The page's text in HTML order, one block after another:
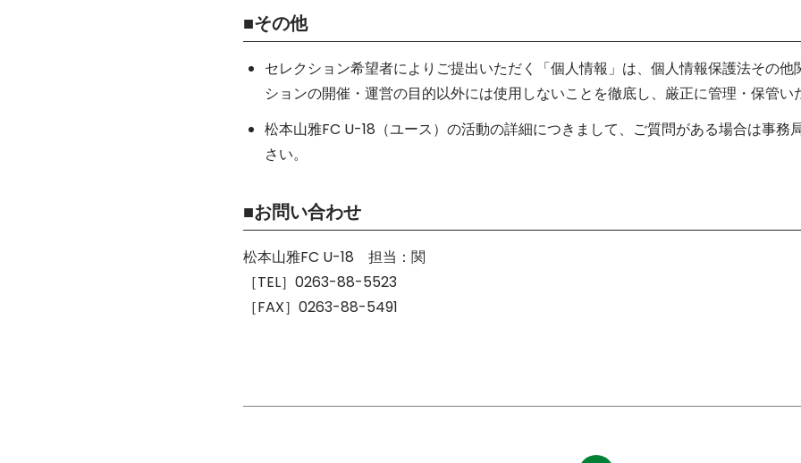
■その他
セレクション希望者によりご提出いただく「個人情報」は、個人情報保護法その他
ションの開催・運営の目的以外には使用しないことを徹底し、厳正に管理・保管い
松本山雅FC U-18（ユース）の活動の詳細につきまして、ご質問がある場合は事務
さい。
■お問い合わせ
松本山雅FC U-18 担当：関
［TEL］0263-88-5523
［FAX］0263-88-5491